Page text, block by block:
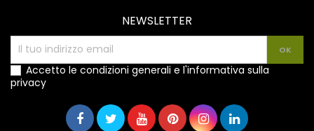
NEWSLETTER
Accetto le condizioni generali e l'informativa sulla
privacy